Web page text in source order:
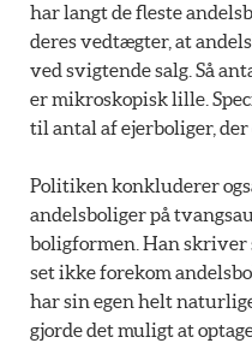
har langt de fleste
deres vedtægter, at
ved svigtende salg. Så
er mikroskopisk lille.
til antal af ejerboliger, der
Politiken konkluderer
andelsboliger på
boligformen. Han skriver
set ikke forekom
har sin egen helt
gjorde det muligt at